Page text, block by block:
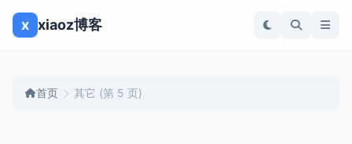
x xiaoz博客
首页 其它 (第 5 页)